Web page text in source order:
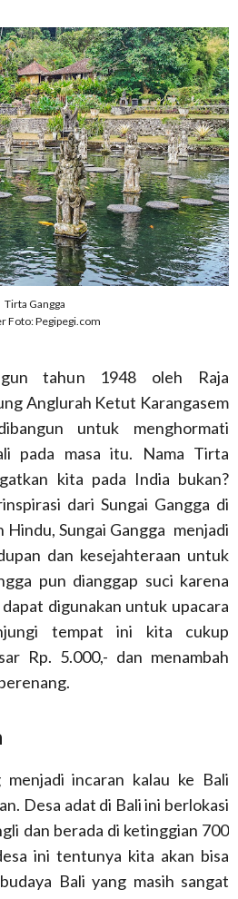
Tirta Gangga
Foto: Pegipegi.com
tahun 1948 oleh Raja
Anglurah Ketut Karangasem
untuk menghormati
pada masa itu. Nama Tirta
kita pada India bukan?
dari Sungai Gangga di
Hindu, Sungai Gangga menjadi
dan kesejahteraan untuk
pun dianggap suci karena
digunakan untuk upacara
tempat ini kita cukup
Rp. 5.000,- dan menambah
menjadi incaran kalau ke Bali
Desa adat di Bali ini berlokasi
dan berada di ketinggian 700
ini tentunya kita akan bisa
Bali yang masih sangat